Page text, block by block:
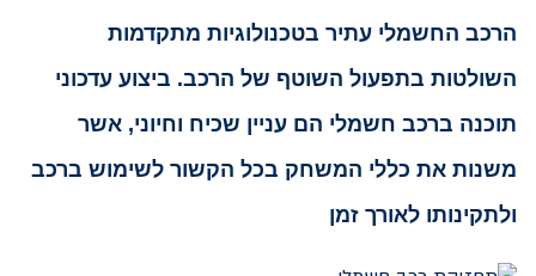
הרכב החשמלי עתיר בטכנולוגיות מתקדמות
השולטות בתפעול השוטף של הרכב. ביצוע עדכוני
תוכנה ברכב חשמלי הם עניין שכיח וחיוני, אשר
משנות את כללי המשחק בכל הקשור לשימוש ברכב
ולתקינותו לאורך זמן